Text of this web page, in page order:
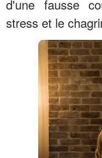
d'une fausse
stress et le